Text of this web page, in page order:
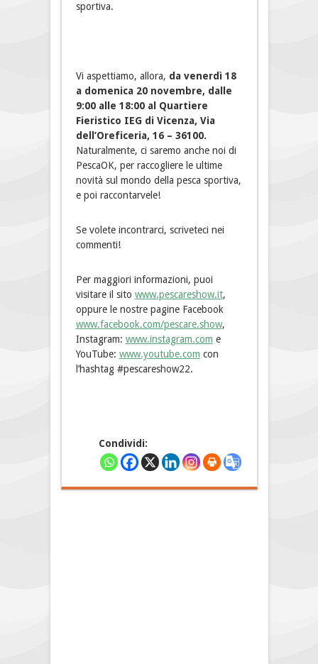
sportiva.
Vi aspettiamo, allora, da venerdì 18
a domenica 20 novembre, dalle
9:00 alle 18:00 al Quartiere
Fieristico IEG di Vicenza, Via
dell’Oreficeria, 16 – 36100.
Naturalmente, ci saremo anche noi di
PescaOK, per raccogliere le ultime
novità sul mondo della pesca sportiva,
e poi raccontarvele!
Se volete incontrarci, scriveteci nei
commenti!
Per maggiori informazioni, puoi
visitare il sito www.pescareshow.it,
oppure le nostre pagine Facebook
www.facebook.com/pescare.show,
Instagram: www.instagram.com e
YouTube: www.youtube.com con
l’hashtag #pescareshow22.
Condividi: